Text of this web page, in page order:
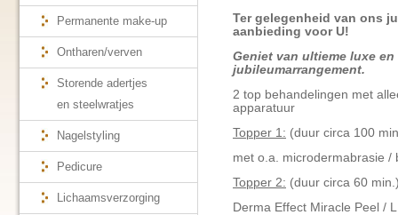
Permanente make-up
Ontharen/verven
Storende adertjes
en steelwratjes
Nagelstyling
Pedicure
Lichaamsverzorging
Ter gelegenheid van ons
aanbieding voor U!
Geniet van ultieme luxe
jubileumarrangement.
2 top behandelingen met
apparatuur
Topper 1: (duur circa 100
met o.a. microdermabrasie
Topper 2: (duur circa 60
Derma Effect Miracle Peel /